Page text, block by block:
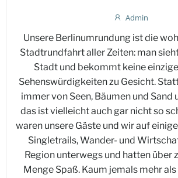
Admin
Unsere Berlinumrundung ist die
Stadtrundfahrt aller Zeiten: man
Stadt und bekommt keine
Sehenswürdigkeiten zu Gesicht.
immer von Seen, Bäumen und Sand
das ist vielleicht auch gar nicht so
waren unsere Gäste und wir auf
Singletrails, Wander- und
Region unterwegs und hatten über
Menge Spaß. Kaum jemals mehr